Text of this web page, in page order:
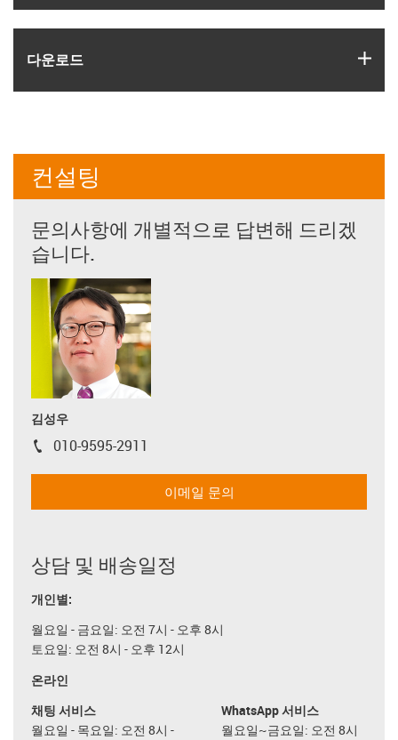
다운로드
컨설팅
문의사항에 개별적으로 답변해 드리겠
습니다.
김성우
igus-icon-phone
010-9595-2911
이메일 문의
상담 및 배송일정
개인별:
월요일 - 금요일: 오전 7시 - 오후 8시
토요일: 오전 8시 - 오후 12시
온라인
채팅 서비스
월요일 - 목요일: 오전 8시 -
WhatsApp 서비스
월요일~금요일: 오전 8시